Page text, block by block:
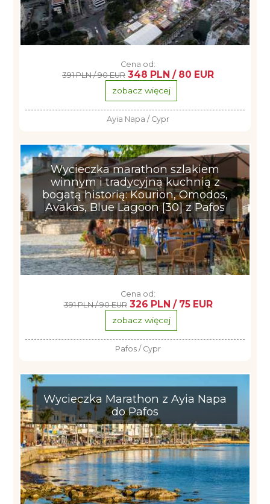
Cena od:
391 PLN / 90 EUR 348 PLN / 80 EUR
zobacz więcej
Ayia Napa / Cypr
Wycieczka marathon szlakiem
winnym i tradycyjną kuchnią z
bogatą historią: Kourion, Omodos,
Avakas, Blue Lagoon [30] z Pafos
Cena od:
391 PLN / 90 EUR 326 PLN / 75 EUR
zobacz więcej
Pafos / Cypr
Wycieczka Marathon z Ayia Napa
do Pafos